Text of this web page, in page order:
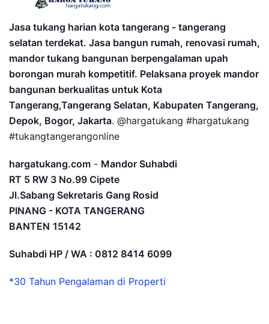
Jasa tukang harian kota tangerang - tangerang
selatan terdekat. Jasa bangun rumah, renovasi rumah,
mandor tukang bangunan berpengalaman upah
borongan murah kompetitif. Pelaksana proyek mandor
bangunan berkualitas untuk Kota
Tangerang,Tangerang Selatan, Kabupaten Tangerang,
Depok, Bogor, Jakarta. @hargatukang #hargatukang
#tukangtangerangonline
hargatukang.com - Mandor Suhabdi
RT 5 RW 3 No.99 Cipete
Jl.Sabang Sekretaris Gang Rosid
PINANG - KOTA TANGERANG
BANTEN 15142
Suhabdi HP / WA : 0812 8414 6099
*30 Tahun Pengalaman di Properti